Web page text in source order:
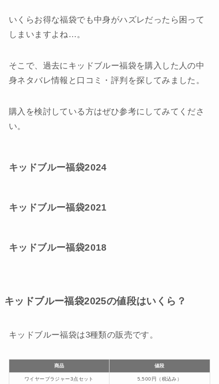
いくらお得な福袋でも中身がハズレだったら困って
しまいますよね…。
そこで、過去にキッドブルー福袋を購入した人の中
身ネタバレ情報と口コミ・評判を探してみました。
購入を検討している方はぜひ参考にしてみてくださ
い。
キッドブルー福袋2024
キッドブルー福袋2021
キッドブルー福袋2018
キッドブルー福袋2025の値段はいくら？
キッドブルー福袋は3種類の販売です。
商品 値段
ワイヤーブラジャー3点セット 5,500円（税込み）